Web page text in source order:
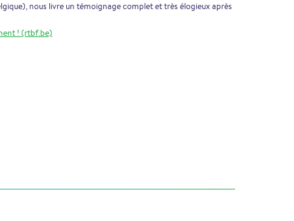
nous livre un témoignage complet et très élogieux après
! (rtbf.be)